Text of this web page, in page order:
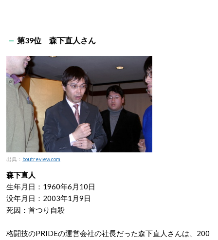
第39位 森下直人さん
出典： boutreview.com
森下直人
生年月日：1960年6月10日
没年月日：2003年1月9日
死因：首つり自殺
格闘技のPRIDEの運営会社の社長だった森下直人さんは、200